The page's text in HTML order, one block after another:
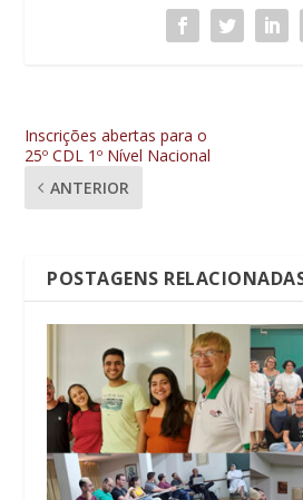
Inscrições abertas para o
25º CDL 1º Nível Nacional
ANTERIOR
POSTAGENS